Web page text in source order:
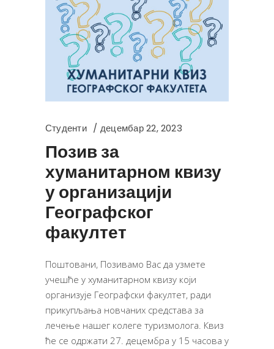
Студенти децембар 22, 2023
Позив за
хуманитарном квизу
у организацији
Географског
факултет
Поштовани, Позивамо Вас да узмете
учешће у хуманитарном квизу који
организује Географски факултет, ради
прикупљања новчаних средстава за
лечење нашег колеге туризмолога. Квиз
ће се одржати 27. децембра у 15 часова у